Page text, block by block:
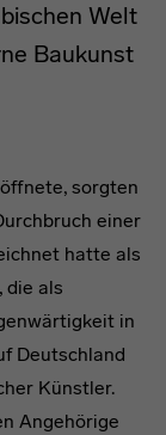
Welt
Baukunst
sorgten
einer
hatte als
die als
in
Deutschland
Künstler.
Angehörige